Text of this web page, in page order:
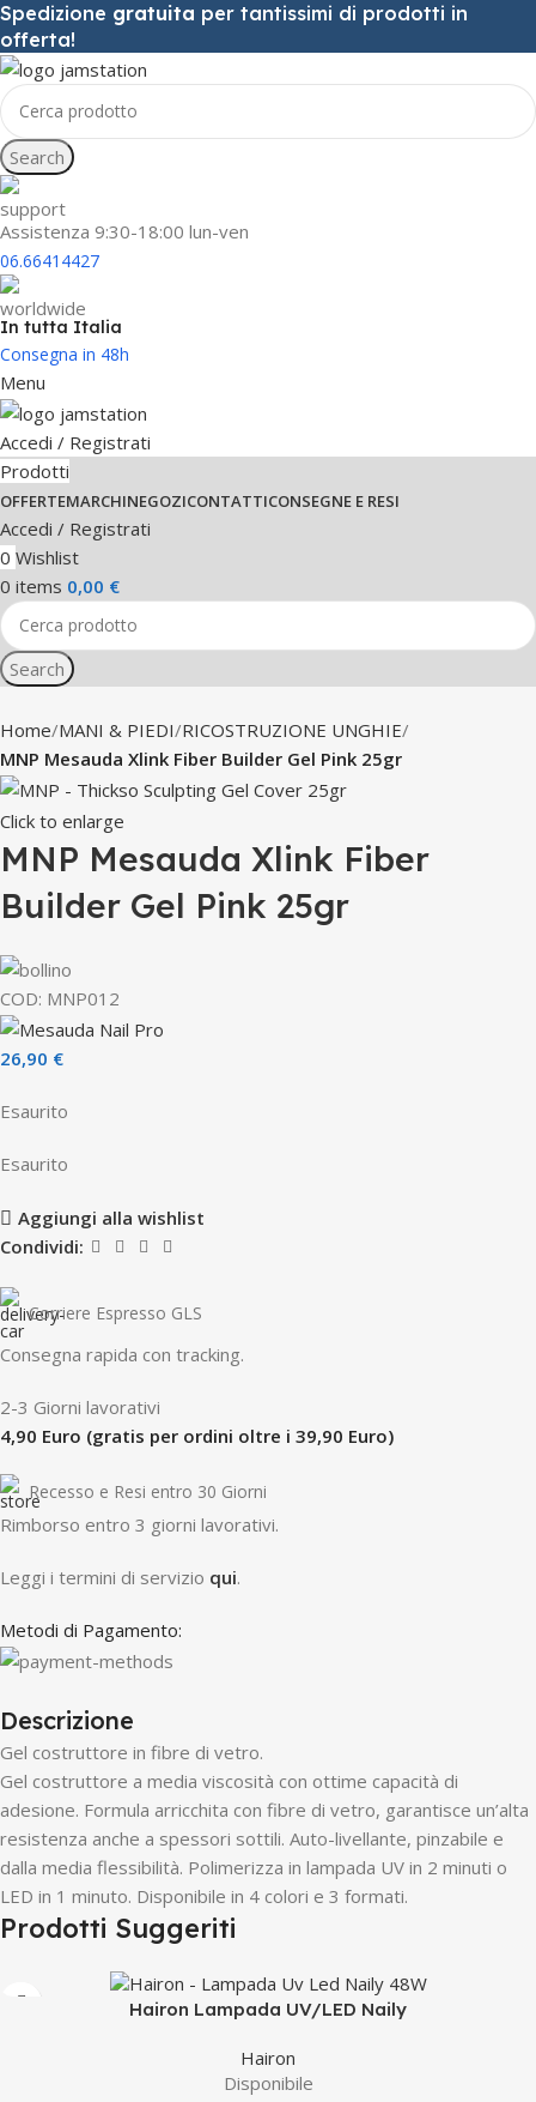
Spedizione gratuita per tantissimi di prodotti in
offerta!
Search
Assistenza 9:30-18:00 lun-ven
06.66414427
In tutta Italia
Consegna in 48h
Menu
Accedi / Registrati
Prodotti
OFFERTEMARCHINEGOZICONTATTICONSEGNE E RESI
Accedi / Registrati
0 Wishlist
0 items 0,00 €
Search
Home MANI & PIEDI RICOSTRUZIONE UNGHIE
MNP Mesauda Xlink Fiber Builder Gel Pink 25gr
Click to enlarge
MNP Mesauda Xlink Fiber
Builder Gel Pink 25gr
COD: MNP012
26,90 €
Esaurito
Esaurito
Aggiungi alla wishlist
Condividi:
Corriere Espresso GLS
Consegna rapida con tracking.
2-3 Giorni lavorativi
4,90 Euro (gratis per ordini oltre i 39,90 Euro)
Recesso e Resi entro 30 Giorni
Rimborso entro 3 giorni lavorativi.
Leggi i termini di servizio qui.
Metodi di Pagamento:
Descrizione
Gel costruttore in fibre di vetro.
Gel costruttore a media viscosità con ottime capacità di
adesione. Formula arricchita con fibre di vetro, garantisce un’alta
resistenza anche a spessori sottili. Auto-livellante, pinzabile e
dalla media flessibilità. Polimerizza in lampada UV in 2 minuti o
LED in 1 minuto. Disponibile in 4 colori e 3 formati.
Prodotti Suggeriti
Hairon Lampada UV/LED Naily
Hairon
Disponibile